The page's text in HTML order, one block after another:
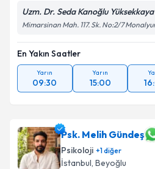
Uzm. Dr. Seda Kanoğlu Yüksekkaya
Mimarsinan Mah. 117. Sk. No:2/7
En Yakın Saatler
Yarın
09:30
Yarın
15:00
Psk. Melih Gündeş
Psikoloji +1diğer
İstanbul, Beyoğlu